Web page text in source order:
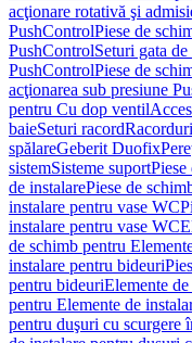
acţionare rotativă şi
PushControlPiese de
PushControlSeturi gata
PushControlPiese de
acţionarea sub presiune
pentru Cu dop ventil
baieSeturi racord
spălareGeberit Duofix
sistemSisteme suportPiese
de instalarePiese de
instalare pentru vase WC
instalare pentru vase WC
de schimb pentru
instalare pentru bideuri
pentru bideuriElemente
pentru Elemente de
pentru duşuri cu scurgere